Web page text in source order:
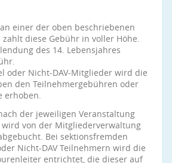
einer der oben beschriebenen
diese Gebühr in voller Höhe.
des 14. Lebensjahres
oder Nicht-DAV-Mitglieder wird die
den Teilnehmergebühren oder
erhoben.
der jeweiligen Veranstaltung
von der Mitgliederverwaltung
Bei sektionsfremden
Nicht-DAV Teilnehmern wird die
entrichtet, die dieser auf